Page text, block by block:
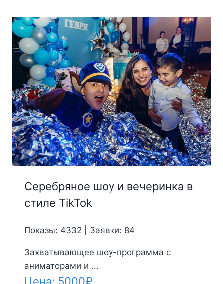
Серебряное шоу и вечеринка в
стиле TikTok
Показы: 4332 | Заявки: 84
Захватывающее шоу-программа с
аниматорами и ...
Цена: 5000₽